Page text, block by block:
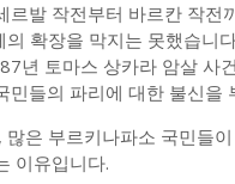
발 작전부터 바르칸 작전
확장을 막지는 못했습니
년 토마스 상카라 암살 사
들의 파리에 대한 불신을
은 부르키나파소 국민들
이유입니다.